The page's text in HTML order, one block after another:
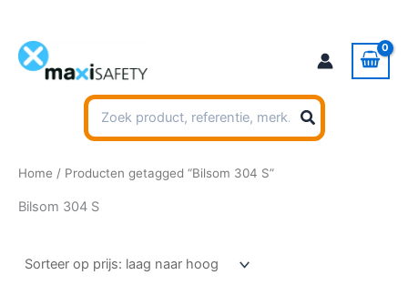
inhoud
Zoeken
naar:
Home / Producten getagged “Bilsom 304 S”
Bilsom 304 S